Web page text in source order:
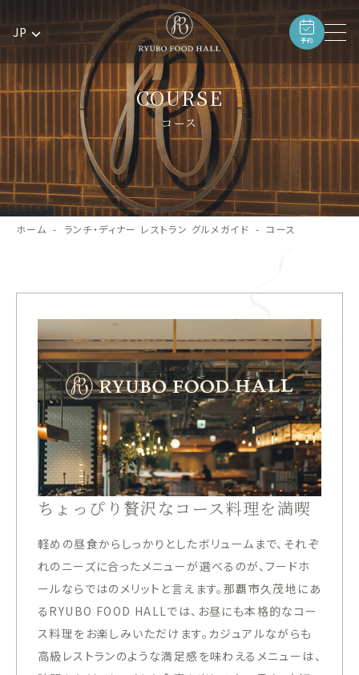
JP
予約
COURSE
コース
ホーム ランチ・ディナー レストラン グルメガイド コース
ちょっぴり贅沢なコース料理を満喫
軽めの昼食からしっかりとしたボリュームまで、それぞ
れのニーズに合ったメニューが選べるのが、フードホ
ールならではのメリットと言えます。那覇市久茂地にあ
るRYUBO FOOD HALLでは、お昼にも本格的なコー
ス料理をお楽しみいただけます。カジュアルながらも
高級レストランのような満足感を味わえるメニューは、